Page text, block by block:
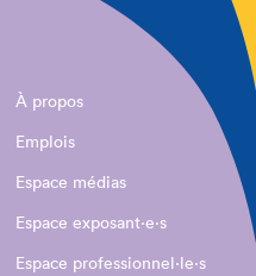
À propos
Emplois
Espace médias
Espace exposant·e⋅s
Espace professionnel·le⋅s